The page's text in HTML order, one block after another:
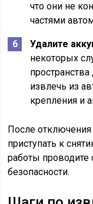
что они не
частями
Удалите
некоторых
извлечь из
крепления и
После
приступать к
работы
безопасности.